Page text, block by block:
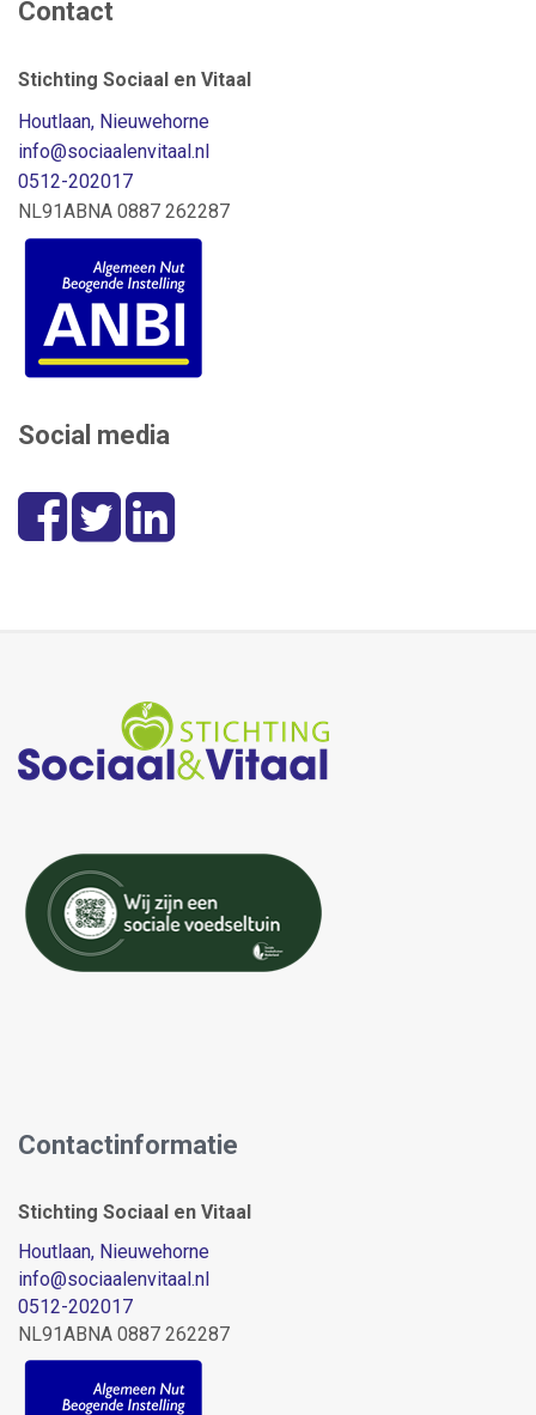
Contact
Stichting Sociaal en Vitaal
Houtlaan, Nieuwehorne
info@sociaalenvitaal.nl
0512-202017
NL91ABNA 0887 262287
Social media
Contactinformatie
Stichting Sociaal en Vitaal
Houtlaan, Nieuwehorne
info@sociaalenvitaal.nl
0512-202017
NL91ABNA 0887 262287